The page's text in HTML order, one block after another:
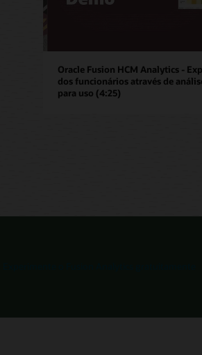
Oracle Fusion HCM Analytics -
dos funcionários através de
para uso (4:25)